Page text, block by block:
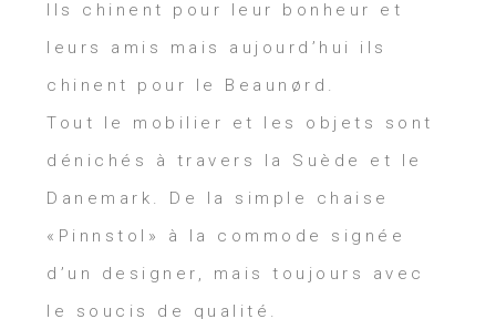
Ils chinent pour leur bonheur et
leurs amis mais aujourd’hui ils
chinent pour le Beaunørd.
Tout le mobilier et les objets sont
dénichés à travers la Suède et le
Danemark. De la simple chaise
«Pinnstol» à la commode signée
d’un designer, mais toujours avec
le soucis de qualité.